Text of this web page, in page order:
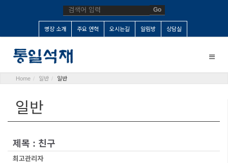
Go
명장 소개 주요 연혁 오시는길 알림방 상담실
Toggle
Home 일반 일반
일반
제목 : 친구
최고관리자